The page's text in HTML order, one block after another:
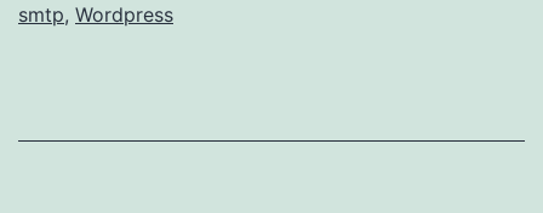
smtp, Wordpress